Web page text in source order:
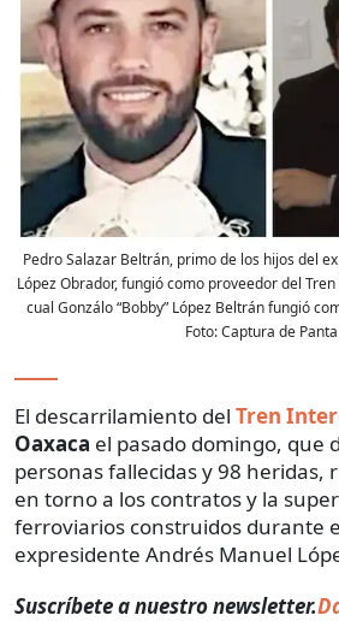
Pedro Salazar Beltrán, primo de los hijos del
López Obrador, fungió como proveedor del
cual Gonzálo “Bobby” López Beltrán fungió
Foto:Captura de
El descarrilamiento del Tren
Oaxaca el pasado domingo, que
personas fallecidas y 98 heridas,
en torno a los contratos y la
ferroviarios construidos durante
expresidente Andrés Manuel
Suscríbete a nuestro newsletter.